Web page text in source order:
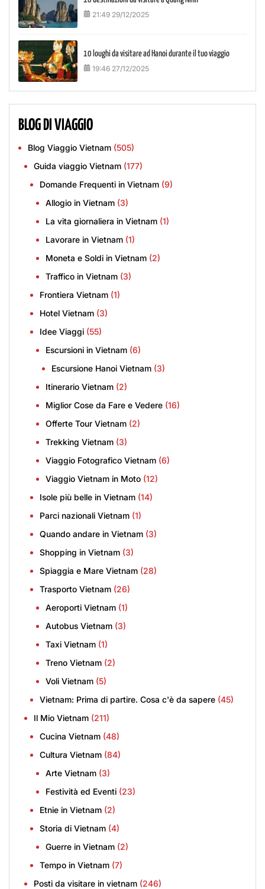
21:49 29/12/2025
10 loughi da visitare ad Hanoi durante il tuo viaggio
19:46 27/12/2025
BLOG DI VIAGGIO
Blog Viaggio Vietnam (505)
Guida viaggio Vietnam (177)
Domande Frequenti in Vietnam (9)
Allogio in Vietnam (3)
La vita giornaliera in Vietnam (1)
Lavorare in Vietnam (1)
Moneta e Soldi in Vietnam (2)
Traffico in Vietnam (3)
Frontiera Vietnam (1)
Hotel Vietnam (3)
Idee Viaggi (55)
Escursioni in Vietnam (6)
Escursione Hanoi Vietnam (3)
Itinerario Vietnam (2)
Miglior Cose da Fare e Vedere (16)
Offerte Tour Vietnam (2)
Trekking Vietnam (3)
Viaggio Fotografico Vietnam (6)
Viaggio Vietnam in Moto (12)
Isole più belle in Vietnam (14)
Parci nazionali Vietnam (1)
Quando andare in Vietnam (3)
Shopping in Vietnam (3)
Spiaggia e Mare Vietnam (28)
Trasporto Vietnam (26)
Aeroporti Vietnam (1)
Autobus Vietnam (3)
Taxi Vietnam (1)
Treno Vietnam (2)
Voli Vietnam (5)
Vietnam: Prima di partire. Cosa c'è da sapere (45)
Il Mio Vietnam (211)
Cucina Vietnam (48)
Cultura Vietnam (84)
Arte Vietnam (3)
Festività ed Eventi (23)
Etnie in Vietnam (2)
Storia di Vietnam (4)
Guerre in Vietnam (2)
Tempo in Vietnam (7)
Posti da visitare in vietnam (246)